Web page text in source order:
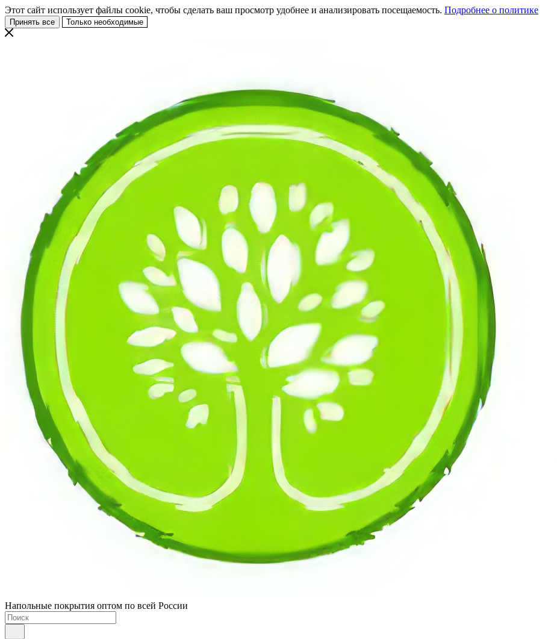
Этот сайт использует файлы cookie, чтобы сделать ваш просмотр удобнее и анализировать посещаемость. Подробнее о политике
Принять все Только необходимые
Напольные покрытия оптом по всей России